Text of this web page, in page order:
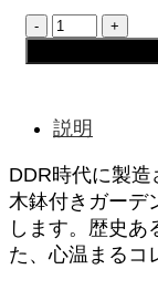
ベ
テ
グ
タ
ケ
付
き
植
木
説明
DDR時代に製
木鉢付きガーデ
します。歴史あ
た、心温まるコ